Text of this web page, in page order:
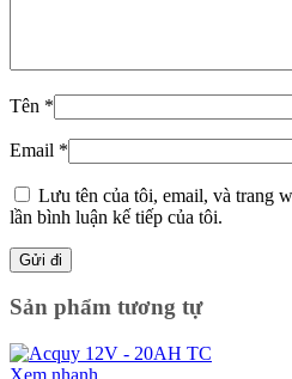
Tên *
Email *
Lưu tên của tôi, email, và trang
lần bình luận kế tiếp của tôi.
Sản phẩm tương tự